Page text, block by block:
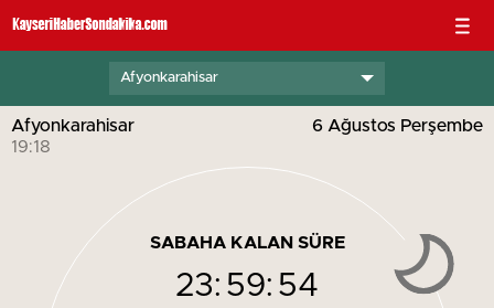
Afyonkarahisar
Afyonkarahisar
19:18
SABAHA KALAN SÜRE
23: 59: 53
6 Ağustos Perşembe